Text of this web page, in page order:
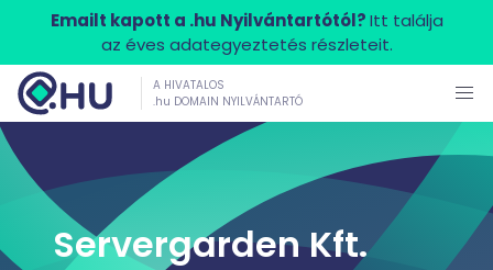
Emailt kapott a .hu Nyilvántartótól?Itt találja
az éves adategyeztetés részleteit.
A HIVATALOS
.hu DOMAIN NYILVÁNTARTÓ
Servergarden Kft.